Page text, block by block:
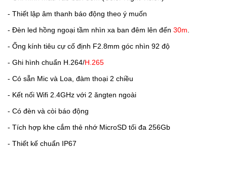
- Thiết lập âm thanh báo động theo ý muốn
- Đèn led hồng ngoại tầm nhìn xa ban đêm lên đến 30m
- Ống kính tiêu cự cố định F2.8mm góc nhìn 92 độ
- Ghi hình chuẩn H.264/H.265
- Có sẵn Mic và Loa, đàm thoại 2 chiều
- Kết nối Wifi 2.4GHz với 2 ăngten ngoài
- Có đèn và còi báo động
- Tích hợp khe cắm thẻ nhớ MicroSD tối đa 256Gb
- Thiết kế chuẩn IP67